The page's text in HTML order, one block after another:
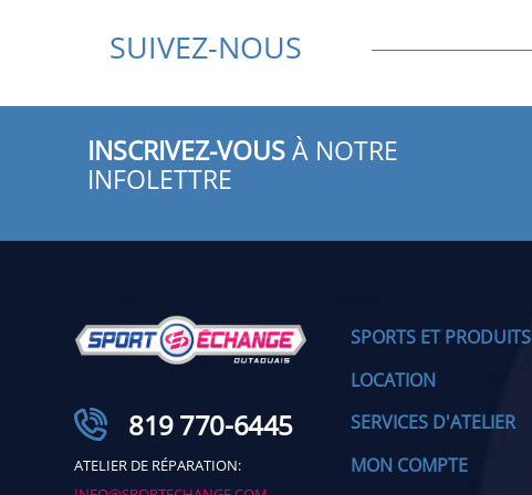
SUIVEZ-NOUS
INSCRIVEZ-VOUSÀ NOTRE
INFOLETTRE
819 770-6445
ATELIER DE RÉPARATION:
SPORTS ET PRODUITS
LOCATION
SERVICES D'ATELIER
MON COMPTE